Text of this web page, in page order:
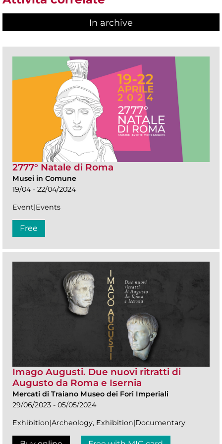
In archive
2777° Natale di Roma
Musei in Comune
19/04 - 22/04/2024
Event|Events
Free
Imago Augusti. Due nuovi ritratti di
Augusto da Roma e Isernia
Mercati di Traiano Museo dei Fori Imperiali
29/06/2023 - 05/05/2024
Exhibition|Archeology, Exhibition|Documentary